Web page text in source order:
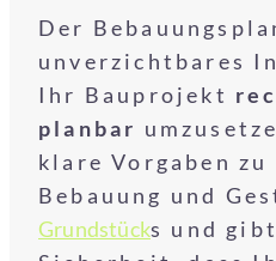
Der
unverzichtbares
Ihr Bauprojekt
planbar
klare Vorgaben zu
Bebauung und
Grundstücks und